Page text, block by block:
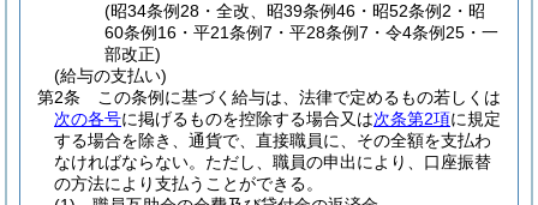
(昭34条例28・全改、昭39条例46・昭52条例2・昭
60条例16・平21条例7・平28条例7・令4条例25・一
部改正)
(給与の支払い)
第2条
この条例に基づく給与は、法律で定めるもの若しくは
次の各号に掲げるものを控除する場合又は次条第2項に規定
する場合を除き、通貨で、直接職員に、その全額を支払わ
なければならない。 ただし、職員の申出により、口座振替
の方法により支払うことができる。